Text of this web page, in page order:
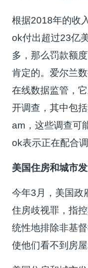
根据2018年的收
ok付出超过23亿
多，那么罚款额
肯定的。爱尔兰
在线数据监管，
开调查，其中包
am，这些调查可
ok表示正在配合调
美国住房和城市
今年3月，美国政
住房歧视罪，指
统性地排除非基
使他们看不到房